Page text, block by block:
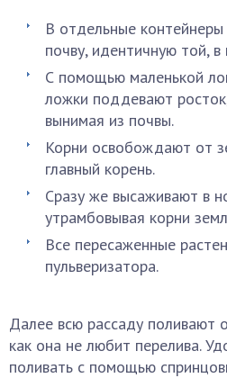
В отдельные
почву, идентичную той,
С помощью маленькой
ложки поддевают
вынимая из почвы.
Корни освобождают от
главный корень.
Сразу же высаживают в
утрамбовывая корни
Все пересаженные
пульверизатора.
Далее всю рассаду поливают
как она не любит перелива.
поливать с помощью